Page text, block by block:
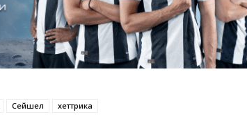
Сейшел хеттрика